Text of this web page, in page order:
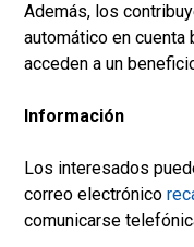
Además, los
automático en cuenta
acceden a un
Información
Los interesados
correo electrónico
comunicarse